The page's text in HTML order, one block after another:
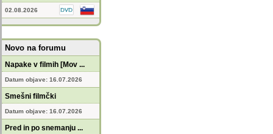
02.08.2026
Novo na forumu
Napake v filmih [Mov ...
Datum objave: 16.07.2026
Smešni filmčki
Datum objave: 16.07.2026
Pred in po snemanju ...